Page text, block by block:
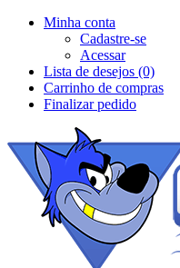
Minha conta
Cadastre-se
Acessar
Lista de desejos (0)
Carrinho de compras
Finalizar pedido